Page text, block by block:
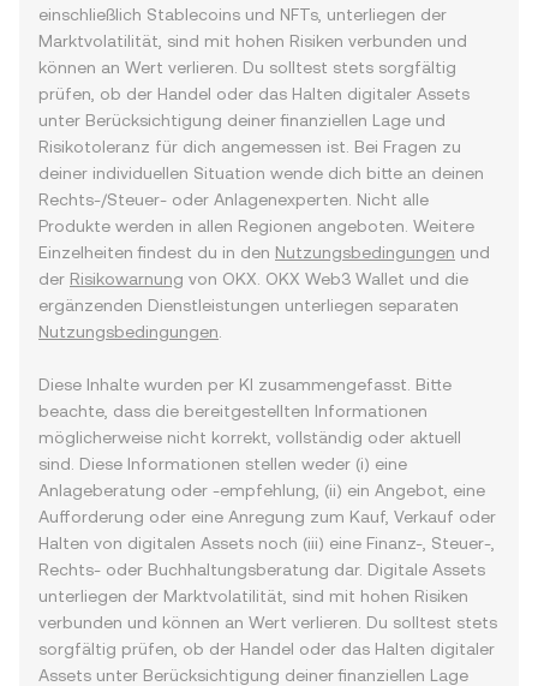
einschließlich Stablecoins und NFTs, unterliegen der
Marktvolatilität, sind mit hohen Risiken verbunden und
können an Wert verlieren. Du solltest stets sorgfältig
prüfen, ob der Handel oder das Halten digitaler Assets
unter Berücksichtigung deiner finanziellen Lage und
Risikotoleranz für dich angemessen ist. Bei Fragen zu
deiner individuellen Situation wende dich bitte an deinen
Rechts-/Steuer- oder Anlagenexperten. Nicht alle
Produkte werden in allen Regionen angeboten. Weitere
Einzelheiten findest du in den Nutzungsbedingungen und
der Risikowarnung von OKX. OKX Web3 Wallet und die
ergänzenden Dienstleistungen unterliegen separaten
Nutzungsbedingungen
Diese Inhalte wurden per KI zusammengefasst. Bitte
beachte, dass die bereitgestellten Informationen
möglicherweise nicht korrekt, vollständig oder aktuell
sind. Diese Informationen stellen weder (i) eine
Anlageberatung oder -empfehlung, (ii) ein Angebot, eine
Aufforderung oder eine Anregung zum Kauf, Verkauf oder
Halten von digitalen Assets noch (iii) eine Finanz-, Steuer-,
Rechts- oder Buchhaltungsberatung dar. Digitale Assets
unterliegen der Marktvolatilität, sind mit hohen Risiken
verbunden und können an Wert verlieren. Du solltest stets
sorgfältig prüfen, ob der Handel oder das Halten digitaler
Assets unter Berücksichtigung deiner finanziellen Lage